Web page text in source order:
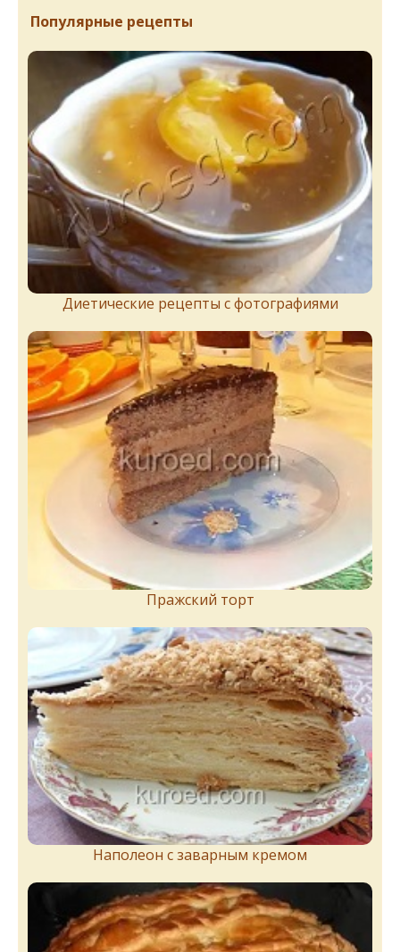
Популярные рецепты
Диетические рецепты с фотографиями
Пражский торт
Наполеон с заварным кремом